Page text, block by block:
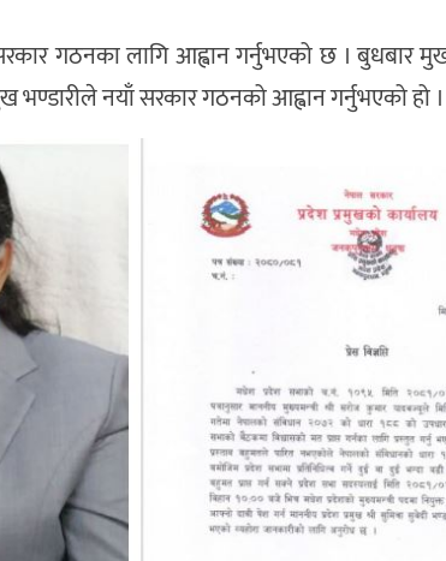
गठनका लागि आह्वान गर्नुभएको छ । बुधबार
भण्डारीले नयाँ सरकार गठनको आह्वान गर्नुभएको हो ।